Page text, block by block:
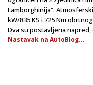
Lamborghinija“.
kW/835 KS i 725 Nm
Dva su postavljena napred,
Nastavak na AutoBlog...